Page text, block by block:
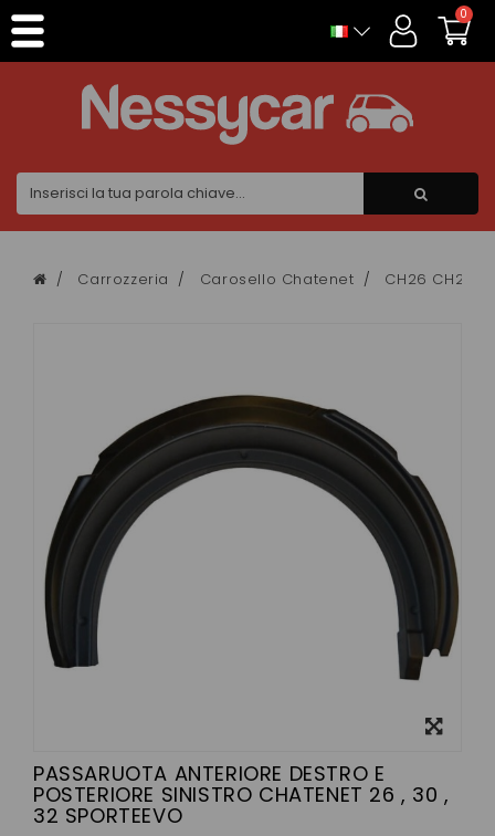
0
Carrozzeria Carosello Chatenet CH26 CH28
PASSARUOTA ANTERIORE DESTRO E
POSTERIORE SINISTRO CHATENET 26 , 30 ,
32 SPORTEEVO
Pannello di gestione dei cookies